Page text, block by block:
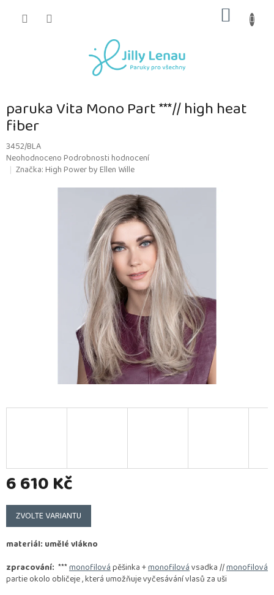
KOŠÍK
paruka Vita Mono Part ***// high heat
fiber
3452/BLA
Průměrné
hodnocení
NeohodnocenoPodrobnosti hodnocení
Značka:High Power by Ellen Wille
6 610 Kč
Měrná
cena:
ZVOLTE VARIANTU
materiál: umělé vlákno
zpracování: ***monofilovápěšinka +monofilovávsadka //monofilová
partie okolo obličeje , která umožňuje vyčesávání vlasů za uši